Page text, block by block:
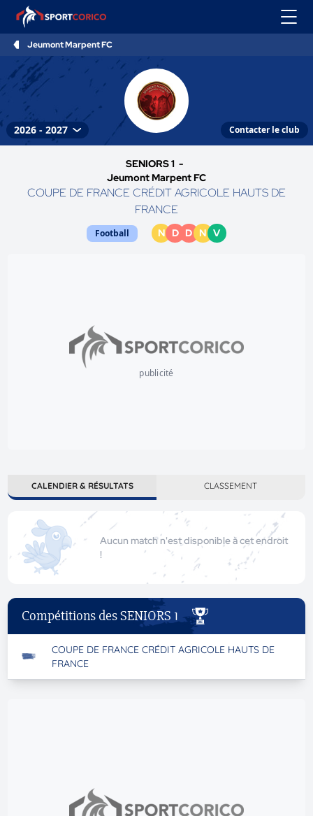
Jeumont Marpent FC
Contacter le club
SENIORS 1 -
Jeumont Marpent FC
COUPE DE FRANCE CRÉDIT AGRICOLE HAUTS DE
FRANCE
Football N D D N V
publicité
CALENDIER & RÉSULTATS CLASSEMENT
Aucun match n'est disponible à cet endroit
!
Compétitions des SENIORS 1
COUPE DE FRANCE CRÉDIT AGRICOLE HAUTS DE
FRANCE